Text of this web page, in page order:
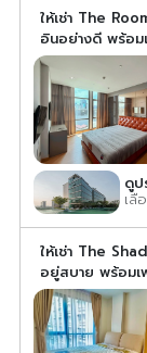
ให้เช่า The
อินอย่างดี พร้อ
ดูป
เลื
ให้เช่า The
อยู่สบาย พร้อม